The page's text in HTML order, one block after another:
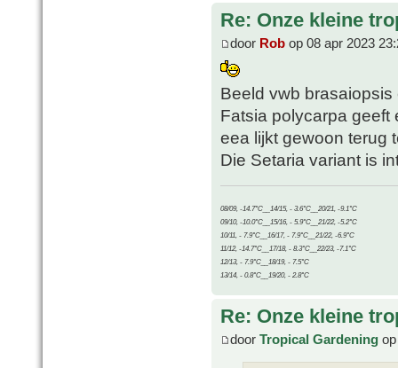
Re: Onze kleine
door Rob op 08 apr 2023
Beeld vwb
Fatsia polycarpa geeft
eea lijkt gewoon terug
Die Setaria variant is
08/09, -14.7°C__14/15, - 3.6°C__20/21, -9.1°C
09/10, -10.0°C__15/16, - 5.9°C__21/22, -5.2°C
10/11, - 7.9°C__16/17, - 7.9°C__21/22, -6.9°C
11/12, -14.7°C__17/18, - 8.3°C__22/23, -7.1°C
12/13, - 7.9°C__18/19, - 7.5°C
13/14, - 0.8°C__19/20, - 2.8°C
Re: Onze kleine
door Tropical Gardening